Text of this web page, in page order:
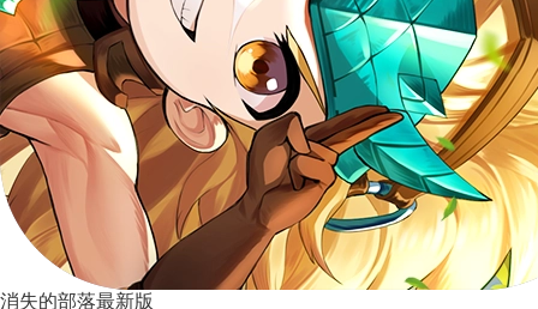
消失的部落最新版